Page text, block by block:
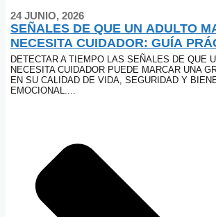
24 JUNIO, 2026
SEÑALES DE QUE UN ADULTO
NECESITA CUIDADOR: GUÍA
FAMILIAS
DETECTAR A TIEMPO LAS SEÑALES DE QUE
NECESITA CUIDADOR PUEDE MARCAR UNA
EN SU CALIDAD DE VIDA, SEGURIDAD Y
EMOCIONAL....